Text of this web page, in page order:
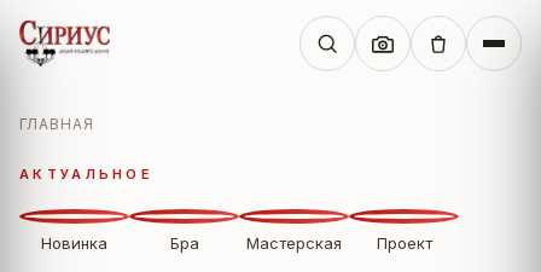
ГЛАВНАЯ
АКТУАЛЬНОЕ
Новинка Бра Мастерская Проект